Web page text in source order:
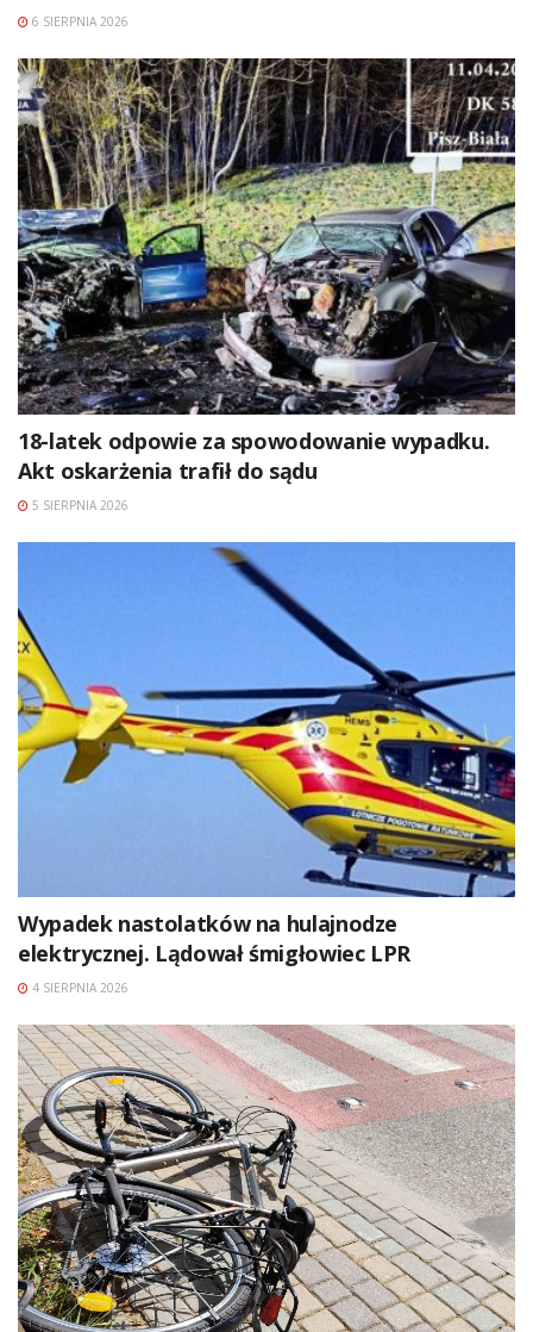
6 SIERPNIA 2026
18-latek odpowie za spowodowanie wypadku.
Akt oskarżenia trafił do sądu
5 SIERPNIA 2026
Wypadek nastolatków na hulajnodze
elektrycznej. Lądował śmigłowiec LPR
4 SIERPNIA 2026